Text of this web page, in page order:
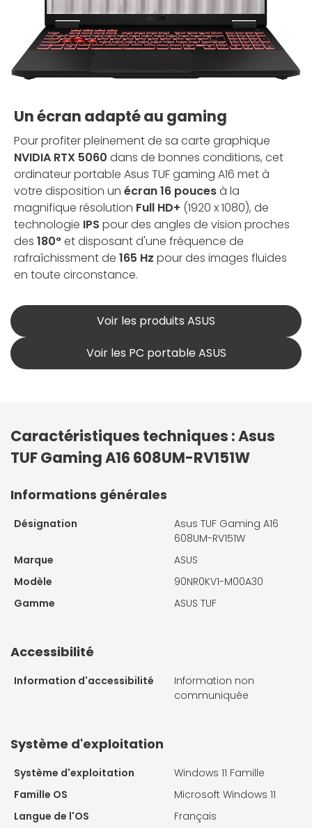
Un écran adapté au gaming
Pour profiter pleinement de sa carte graphique
NVIDIA RTX 5060 dans de bonnes conditions, cet
ordinateur portable Asus TUF gaming A16 met à
votre disposition un écran 16 poucesà la
magnifique résolution Full HD+ (1920 x 1080), de
technologie IPS pour des angles de vision proches
des 180°et disposant d'une fréquence de
rafraîchissment de 165 Hz pour des images fluides
en toute circonstance.
Voir les produits ASUS
Voir les PC portable ASUS
Caractéristiques techniques : Asus
TUF Gaming A16 608UM-RV151W
Informations générales
Désignation
Asus TUF Gaming A16
608UM-RV151W
Marque
ASUS
Modèle
90NR0KV1-M00A30
Gamme
ASUS TUF
Accessibilité
Information d'accessibilité
Information non
communiquée
Système d'exploitation
Système d'exploitation
Windows 11 Famille
Famille OS
Microsoft Windows 11
Langue de l'OS
Français